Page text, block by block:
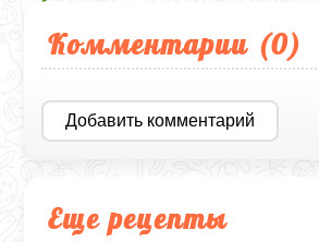
Комментарии (0)
Добавить комментарий
Еще рецепты